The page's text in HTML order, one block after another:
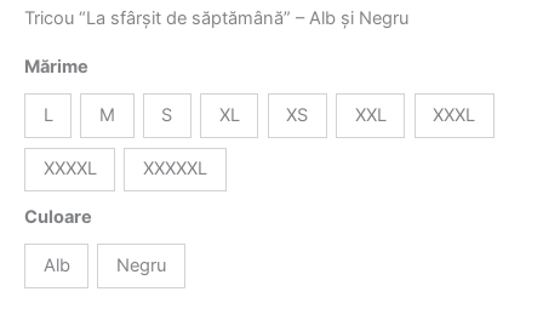
Tricou “La sfârșit de săptămână” – Alb și Negru
Mărime
L M S XL XS XXL XXXL
XXXXL XXXXXL
Culoare
Alb Negru